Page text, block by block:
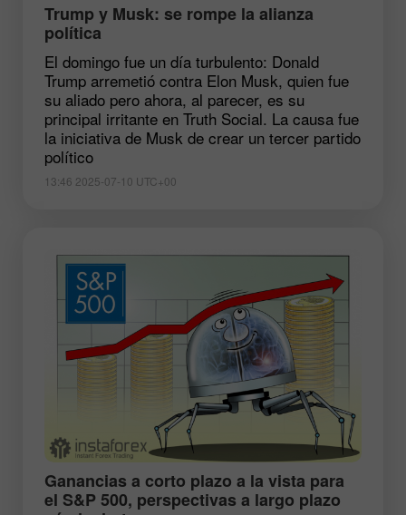
​Trump y Musk: se rompe la alianza
política
El domingo fue un día turbulento: Donald
Trump arremetió contra Elon Musk, quien fue
su aliado pero ahora, al parecer, es su
principal irritante en Truth Social. La causa fue
la iniciativa de Musk de crear un tercer partido
político
13:46 2025-07-10 UTC+00
​Ganancias a corto plazo a la vista para
el S&P 500, perspectivas a largo plazo